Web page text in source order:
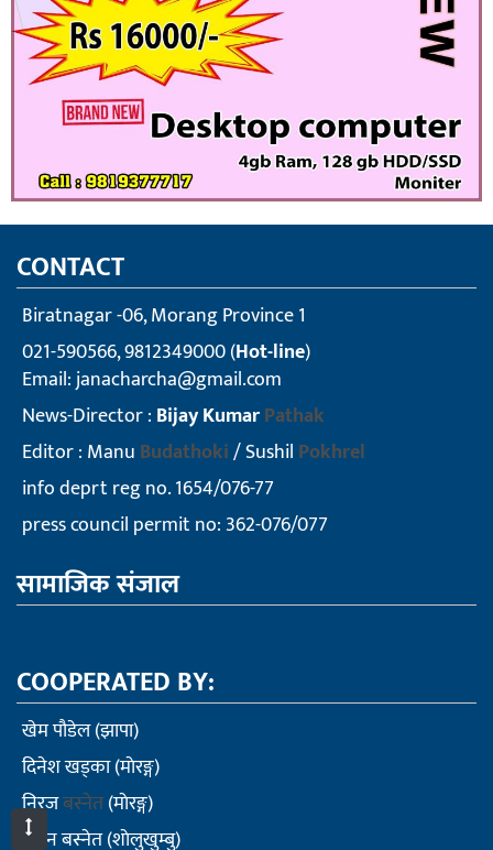
CONTACT
Biratnagar -06, Morang Province 1
021-590566, 9812349000 (Hot-line)
Email:janacharcha@gmail.com
News-Director : Bijay KumarPathak
Editor : Manu Budathoki/ Sushil Pokhrel
info deprt reg no. 1654/076-77
press council permit no: 362-076/077
सामाजिक संजाल
COOPERATED BY:
खेम पौडेल (झापा)
दिनेश खड्का (माेरङ्ग)
निरजबस्नेत(माेरङ्ग)
सुमन बस्नेत (शाेलुखुम्बु)